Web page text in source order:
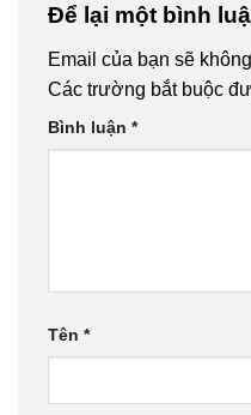
Để lại một bình
Email của bạn sẽ
Các trường bắt buộc
Bình luận *
Tên *